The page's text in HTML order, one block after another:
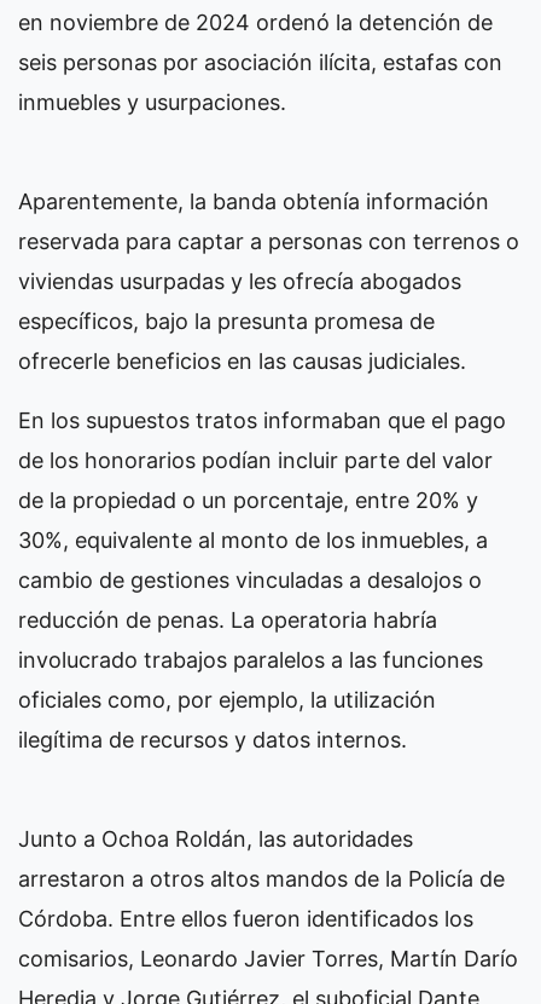
en noviembre de 2024 ordenó la detención de
seis personas por asociación ilícita, estafas con
inmuebles y usurpaciones.
Aparentemente, la banda obtenía información
reservada para captar a personas con terrenos o
viviendas usurpadas y les ofrecía abogados
específicos, bajo la presunta promesa de
ofrecerle beneficios en las causas judiciales.
En los supuestos tratos informaban que el pago
de los honorarios podían incluir parte del valor
de la propiedad o un porcentaje, entre 20% y
30%, equivalente al monto de los inmuebles, a
cambio de gestiones vinculadas a desalojos o
reducción de penas. La operatoria habría
involucrado trabajos paralelos a las funciones
oficiales como, por ejemplo, la utilización
ilegítima de recursos y datos internos.
Junto a Ochoa Roldán, las autoridades
arrestaron a otros altos mandos de la Policía de
Córdoba. Entre ellos fueron identificados los
comisarios, Leonardo Javier Torres, Martín Darío
Heredia y Jorge Gutiérrez, el suboficial Dante